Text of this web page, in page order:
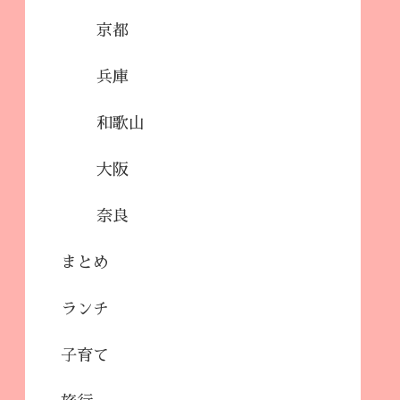
京都
兵庫
和歌山
大阪
奈良
まとめ
ランチ
子育て